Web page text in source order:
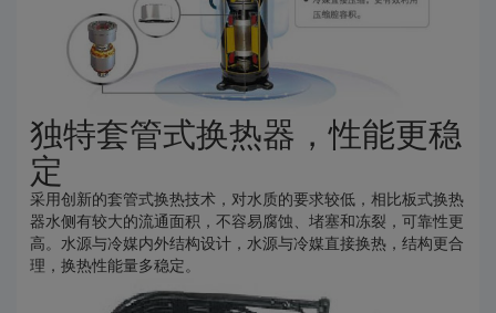
独特套管式换热器，性能更稳
定
采用创新的套管式换热技术，对水质的要求较低，相比板式换热
器水侧有较大的流通面积，不容易腐蚀、堵塞和冻裂，可靠性更
高。水源与冷媒内外结构设计，水源与冷媒直接换热，结构更合
理，换热性能量多稳定。